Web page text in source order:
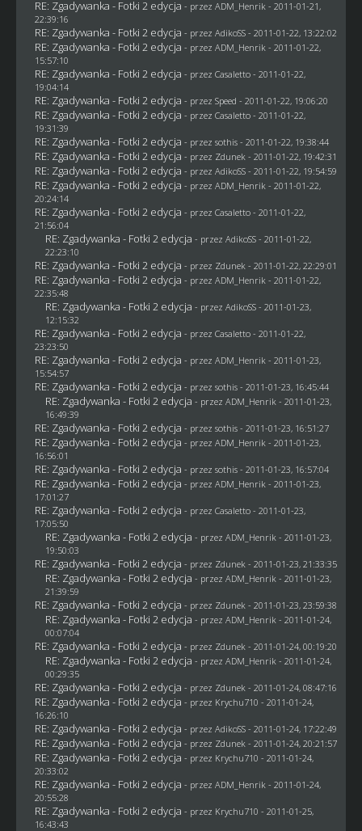
RE: Zgadywanka - Fotki 2 edycja - przez ADM_Henrik - 2011-01-21,
22:39:16
RE: Zgadywanka - Fotki 2 edycja - przez AdikoSS - 2011-01-22, 13:22:02
RE: Zgadywanka - Fotki 2 edycja - przez ADM_Henrik - 2011-01-22,
15:57:10
RE: Zgadywanka - Fotki 2 edycja - przez Casaletto- 2011-01-22,
19:04:14
RE: Zgadywanka - Fotki 2 edycja - przez Speed - 2011-01-22, 19:06:20
RE: Zgadywanka - Fotki 2 edycja - przez Casaletto- 2011-01-22,
19:31:39
RE: Zgadywanka - Fotki 2 edycja - przez sothis- 2011-01-22, 19:38:44
RE: Zgadywanka - Fotki 2 edycja - przez Zdunek - 2011-01-22, 19:42:31
RE: Zgadywanka - Fotki 2 edycja - przez AdikoSS - 2011-01-22, 19:54:59
RE: Zgadywanka - Fotki 2 edycja - przez ADM_Henrik - 2011-01-22,
20:24:14
RE: Zgadywanka - Fotki 2 edycja - przez Casaletto- 2011-01-22,
21:56:04
RE: Zgadywanka - Fotki 2 edycja - przez AdikoSS - 2011-01-22,
22:23:10
RE: Zgadywanka - Fotki 2 edycja - przez Zdunek - 2011-01-22, 22:29:01
RE: Zgadywanka - Fotki 2 edycja - przez ADM_Henrik - 2011-01-22,
22:35:48
RE: Zgadywanka - Fotki 2 edycja - przez AdikoSS - 2011-01-23,
12:15:32
RE: Zgadywanka - Fotki 2 edycja - przez Casaletto- 2011-01-22,
23:23:50
RE: Zgadywanka - Fotki 2 edycja - przez ADM_Henrik - 2011-01-23,
15:54:57
RE: Zgadywanka - Fotki 2 edycja - przez sothis- 2011-01-23, 16:45:44
RE: Zgadywanka - Fotki 2 edycja - przez ADM_Henrik - 2011-01-23,
16:49:39
RE: Zgadywanka - Fotki 2 edycja - przez sothis- 2011-01-23, 16:51:27
RE: Zgadywanka - Fotki 2 edycja - przez ADM_Henrik - 2011-01-23,
16:56:01
RE: Zgadywanka - Fotki 2 edycja - przez sothis- 2011-01-23, 16:57:04
RE: Zgadywanka - Fotki 2 edycja - przez ADM_Henrik - 2011-01-23,
17:01:27
RE: Zgadywanka - Fotki 2 edycja - przez Casaletto- 2011-01-23,
17:05:50
RE: Zgadywanka - Fotki 2 edycja - przez ADM_Henrik - 2011-01-23,
19:50:03
RE: Zgadywanka - Fotki 2 edycja - przez Zdunek - 2011-01-23, 21:33:35
RE: Zgadywanka - Fotki 2 edycja - przez ADM_Henrik - 2011-01-23,
21:39:59
RE: Zgadywanka - Fotki 2 edycja - przez Zdunek - 2011-01-23, 23:59:38
RE: Zgadywanka - Fotki 2 edycja - przez ADM_Henrik - 2011-01-24,
00:07:04
RE: Zgadywanka - Fotki 2 edycja - przez Zdunek - 2011-01-24, 00:19:20
RE: Zgadywanka - Fotki 2 edycja - przez ADM_Henrik - 2011-01-24,
00:29:35
RE: Zgadywanka - Fotki 2 edycja - przez Zdunek - 2011-01-24, 08:47:16
RE: Zgadywanka - Fotki 2 edycja - przez Krychu710 - 2011-01-24,
16:26:10
RE: Zgadywanka - Fotki 2 edycja - przez AdikoSS - 2011-01-24, 17:22:49
RE: Zgadywanka - Fotki 2 edycja - przez Zdunek - 2011-01-24, 20:21:57
RE: Zgadywanka - Fotki 2 edycja - przez Krychu710 - 2011-01-24,
20:33:02
RE: Zgadywanka - Fotki 2 edycja - przez ADM_Henrik - 2011-01-24,
20:55:28
RE: Zgadywanka - Fotki 2 edycja - przez Krychu710 - 2011-01-25,
16:43:43